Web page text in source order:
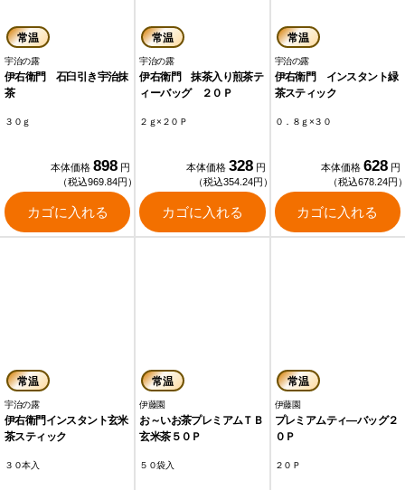
常温
宇治の露
伊右衛門 石臼引き宇治抹
茶
３０ｇ
本体価格 898 円
（税込969.84円）
カゴに入れる
常温
宇治の露
伊右衛門 抹茶入り煎茶テ
ィーバッグ ２０Ｐ
２ｇ×２０Ｐ
本体価格 328 円
（税込354.24円）
カゴに入れる
常温
宇治の露
伊右衛門 インスタント緑
茶スティック
０．８ｇ×３０
本体価格 628 円
（税込678.24円
カゴに入れる
常温
宇治の露
伊右衛門インスタント玄米
茶スティック
３０本入
常温
伊藤園
お～いお茶プレミアムＴＢ
玄米茶５０Ｐ
５０袋入
常温
伊藤園
プレミアムティ―バッグ２
０Ｐ
２０Ｐ